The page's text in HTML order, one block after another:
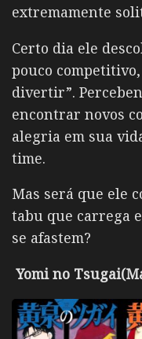
extremamente
Certo dia ele
pouco
divertir”.
encontrar novos
alegria em sua
time.
Mas será que ele
tabu que carrega
se afastem?
Yomi no